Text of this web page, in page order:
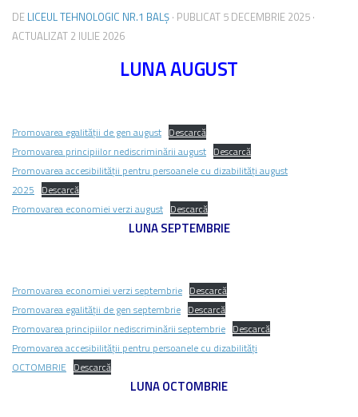
DE LICEUL TEHNOLOGIC NR.1 BALȘ · PUBLICAT 5 DECEMBRIE 2025 ·
ACTUALIZAT 2 IULIE 2026
LUNA AUGUST
Promovarea egalității de gen august Descarcă
Promovarea principiilor nediscriminării august Descarcă
Promovarea accesibilității pentru persoanele cu dizabilități august
2025 Descarcă
Promovarea economiei verzi august Descarcă
LUNA SEPTEMBRIE
Promovarea economiei verzi septembrie Descarcă
Promovarea egalității de gen septembrie Descarcă
Promovarea principiilor nediscriminării septembrie Descarcă
Promovarea accesibilității pentru persoanele cu dizabilități
OCTOMBRIE Descarcă
LUNA OCTOMBRIE